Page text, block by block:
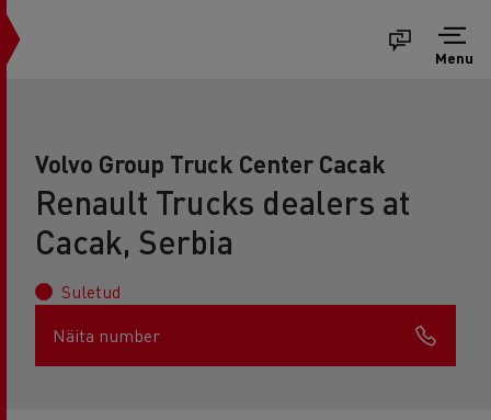
Menu
Volvo Group Truck Center Cacak
Renault Trucks dealers at
Cacak, Serbia
Suletud
Näita number